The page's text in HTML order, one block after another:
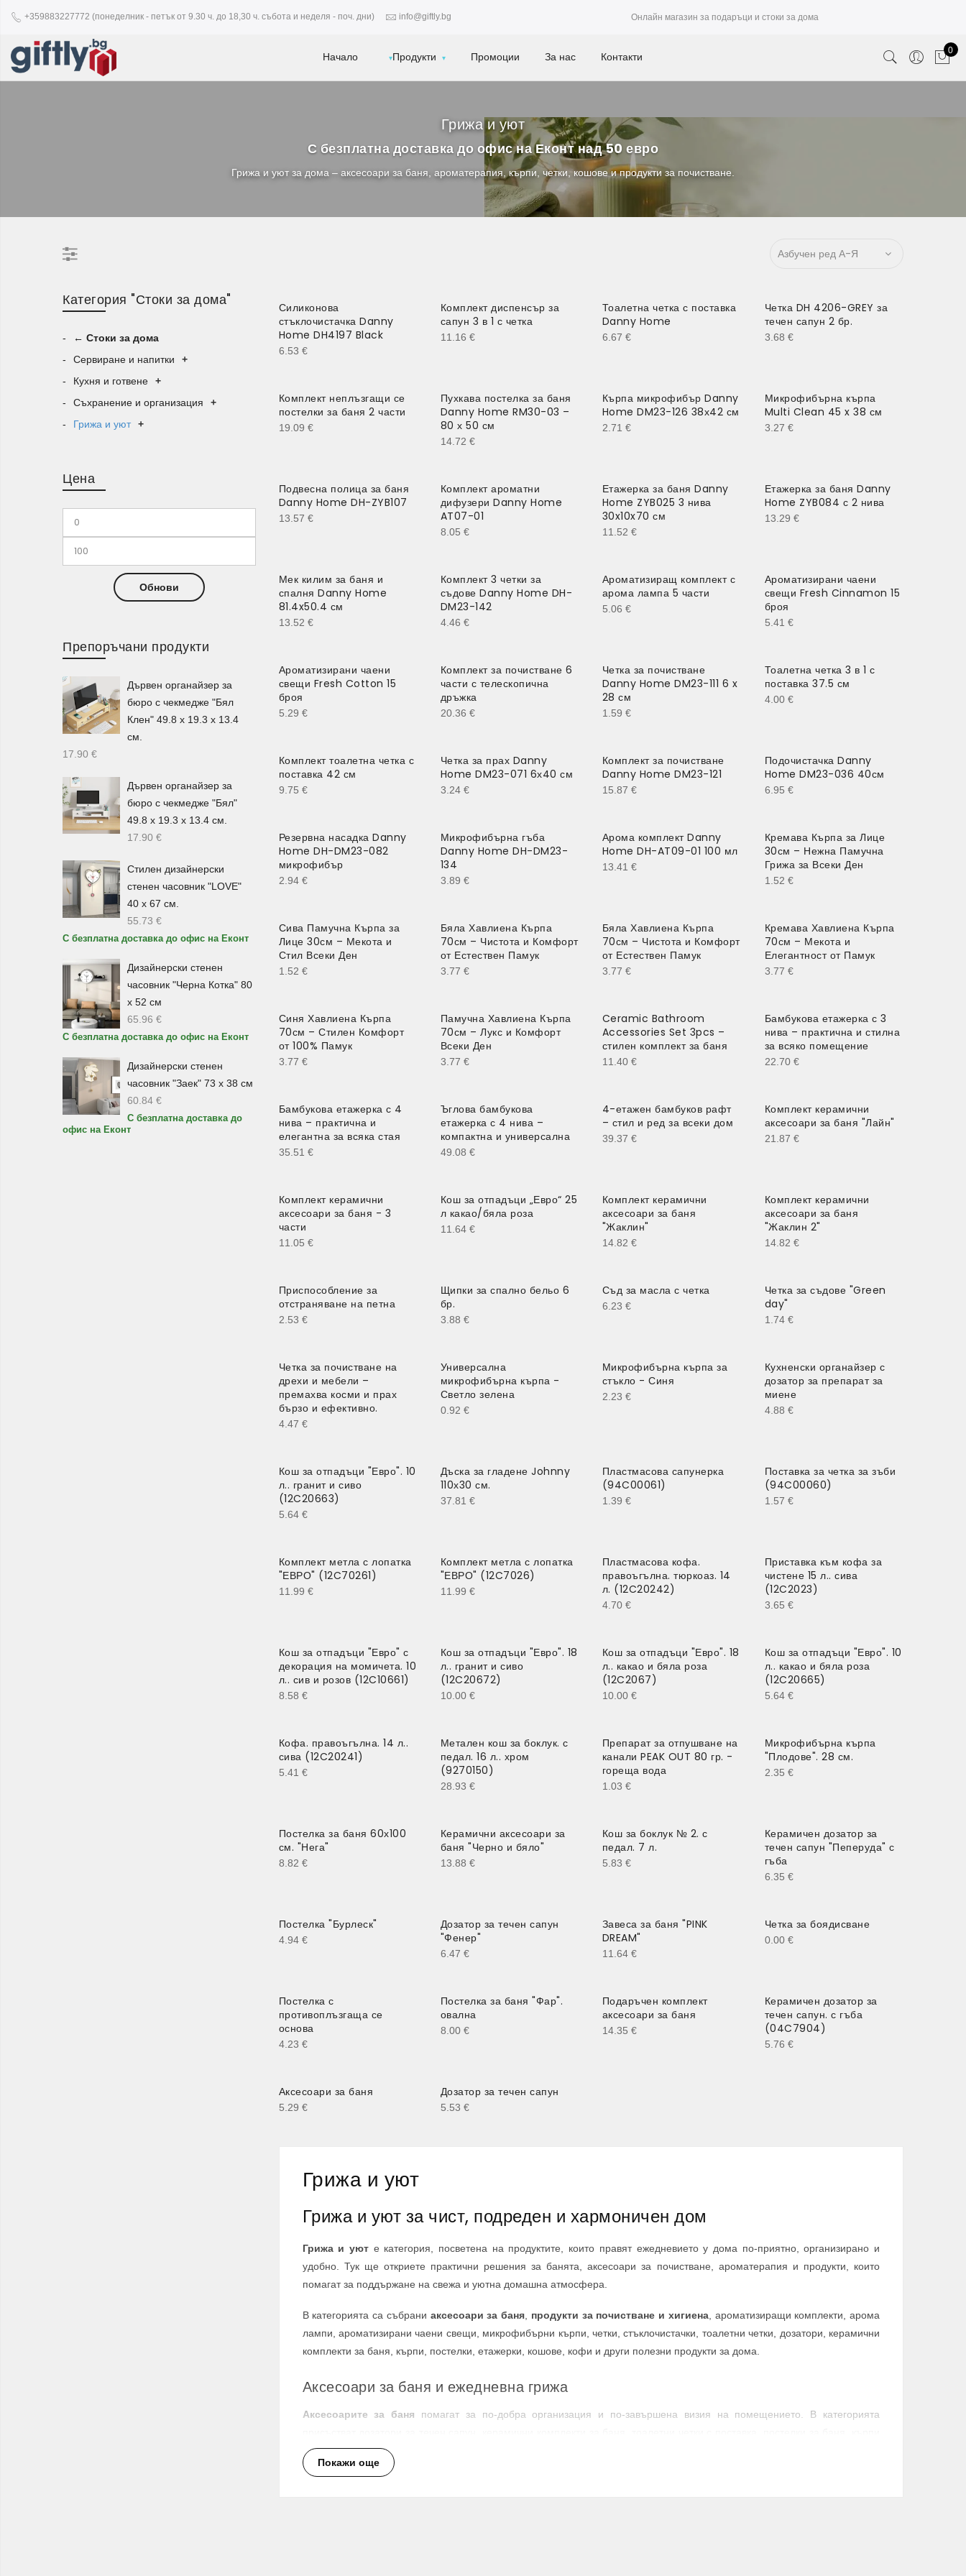
+359883227772 (понеделник - петък от 9.30 ч. до 18,30 ч. събота и неделя - поч. дни) info@giftly.bg Онлайн магазин за подаръци и стоки за дома
Начало Продукти Промоции За нас Контакти 0
Грижа и уют
С безплатна доставка до офис на Еконт над 50 евро
Грижа и уют за дома – аксесоари за баня, ароматерапия, кърпи, четки, кошове и продукти за почистване.
Силиконова
стъклочистачка Danny
Home DH4197 Black
6.53 €
Комплект диспенсър за
сапун 3 в 1 с четка
11.16 €
Тоалетна четка с поставка
Danny Home
6.67 €
Четка DH 4206-GREY за
течен сапун 2 бр.
3.68 €
Комплект неплъзгащи се
постелки за баня 2 части
19.09 €
Пухкава постелка за баня
Danny Home RM30-03 –
80 х 50 см
14.72 €
Кърпа микрофибър Danny
Home DM23-126 38х42 см
2.71 €
Микрофибърна кърпа
Multi Clean 45 x 38 см
3.27 €
Подвесна полица за баня
Danny Home DH-ZYB107
13.57 €
Комплект ароматни
дифузери Danny Home
AT07-01
8.05 €
Етажерка за баня Danny
Home ZYB025 3 нива
30x10x70 см
11.52 €
Етажерка за баня Danny
Home ZYB084 с 2 нива
13.29 €
Мек килим за баня и
спалня Danny Home
81.4x50.4 см
13.52 €
Комплект 3 четки за
съдове Danny Home DH-
DM23-142
4.46 €
Ароматизиращ комплект с
арома лампа 5 части
5.06 €
Ароматизирани чаени
свещи Fresh Cinnamon 15
броя
5.41 €
Ароматизирани чаени
свещи Fresh Cotton 15
броя
5.29 €
Комплект за почистване 6
части с телескопична
дръжка
20.36 €
Четка за почистване
Danny Home DM23-111 6 x
28 см
1.59 €
Тоалетна четка 3 в 1 с
поставка 37.5 см
4.00 €
Комплект тоалетна четка с
поставка 42 см
9.75 €
Четка за прах Danny
Home DM23-071 6х40 см
3.24 €
Комплект за почистване
Danny Home DM23-121
15.87 €
Подочистачка Danny
Home DM23-036 40см
6.95 €
Резервна насадка Danny
Home DH-DM23-082
микрофибър
2.94 €
Микрофибърна гъба
Danny Home DH-DM23-
134
3.89 €
Арома комплект Danny
Home DH-AT09-01 100 мл
13.41 €
Кремава Кърпа за Лице
30см – Нежна Памучна
Грижа за Всеки Ден
1.52 €
Сива Памучна Кърпа за
Лице 30см – Мекота и
Стил Всеки Ден
1.52 €
Бяла Хавлиена Кърпа
70см – Чистота и Комфорт
от Естествен Памук
3.77 €
Бяла Хавлиена Кърпа
70см – Чистота и Комфорт
от Естествен Памук
3.77 €
Кремава Хавлиена Кърпа
70см – Мекота и
Елегантност от Памук
3.77 €
Синя Хавлиена Кърпа
70см – Стилен Комфорт
от 100% Памук
3.77 €
Памучна Хавлиена Кърпа
70см – Лукс и Комфорт
Всеки Ден
3.77 €
Ceramic Bathroom
Accessories Set 3pcs –
стилен комплект за баня
11.40 €
Бамбукова етажерка с 3
нива – практична и стилна
за всяко помещение
22.70 €
Бамбукова етажерка с 4
нива – практична и
елегантна за всяка стая
35.51 €
Ъглова бамбукова
етажерка с 4 нива –
компактна и универсална
49.08 €
4-етажен бамбуков рафт
– стил и ред за всеки дом
39.37 €
Комплект керамични
аксесоари за баня "Лайн"
21.87 €
Комплект керамични
аксесоари за баня - 3
части
11.05 €
Кош за отпадъци „Евро“ 25
л какао/бяла роза
11.64 €
Комплект керамични
аксесоари за баня
"Жаклин"
14.82 €
Комплект керамични
аксесоари за баня
"Жаклин 2"
14.82 €
Приспособление за
отстраняване на петна
2.53 €
Щипки за спално бельо 6
бр.
3.88 €
Съд за масла с четка
6.23 €
Четка за съдове "Green
day"
1.74 €
Четка за почистване на
дрехи и мебели –
премахва косми и прах
бързо и ефективно.
4.47 €
Универсална
микрофибърна кърпа -
Светло зелена
0.92 €
Микрофибърна кърпа за
стъкло - Синя
2.23 €
Кухненски органайзер с
дозатор за препарат за
миене
4.88 €
Кош за отпадъци "Евро". 10
л.. гранит и сиво
(12C20663)
5.64 €
Дъска за гладене Johnny
110х30 см.
37.81 €
Пластмасова сапунерка
(94C00061)
1.39 €
Поставка за четка за зъби
(94C00060)
1.57 €
Комплект метла с лопатка
"ЕВРО" (12C70261)
11.99 €
Комплект метла с лопатка
"ЕВРО" (12C7026)
11.99 €
Пластмасова кофа.
правоъгълна. тюркоаз. 14
л. (12C20242)
4.70 €
Приставка към кофа за
чистене 15 л.. сива
(12C2023)
3.65 €
Кош за отпадъци "Евро" с
декорация на момичета. 10
л.. сив и розов (12C10661)
8.58 €
Кош за отпадъци "Евро". 18
л.. гранит и сиво
(12C20672)
10.00 €
Кош за отпадъци "Евро". 18
л.. какао и бяла роза
(12C2067)
10.00 €
Кош за отпадъци "Евро". 10
л.. какао и бяла роза
(12C20665)
5.64 €
Кофа. правоъгълна. 14 л..
сива (12C20241)
5.41 €
Метален кош за боклук. с
педал. 16 л.. хром
(9270150)
28.93 €
Препарат за отпушване на
канали PEAK OUT 80 гр. -
гореща вода
1.03 €
Микрофибърна кърпа
"Плодове". 28 см.
2.35 €
Постелка за баня 60х100
см. "Нега"
8.82 €
Керамични аксесоари за
баня "Черно и бяло"
13.88 €
Кош за боклук № 2. с
педал. 7 л.
5.83 €
Керамичен дозатор за
течен сапун "Пеперуда" с
гъба
6.35 €
Постелка "Бурлеск"
4.94 €
Дозатор за течен сапун
"Фенер"
6.47 €
Завеса за баня "PINK
DREAM"
11.64 €
Четка за боядисване
0.00 €
Постелка с
противоплъзгаща се
основа
4.23 €
Постелка за баня "Фар".
овална
8.00 €
Подаръчен комплект
аксесоари за баня
14.35 €
Керамичен дозатор за
течен сапун. с гъба
(04C7904)
5.76 €
Аксесоари за баня
5.29 €
Дозатор за течен сапун
5.53 €
Грижа и уют
Грижа и уют за чист, подреден и хармоничен дом
Грижа и уюте категория, посветена на продуктите, които правят ежедневието у дома по-приятно, организирано и
удобно. Тук ще откриете практични решения за банята, аксесоари за почистване, ароматерапия и продукти, които
помагат за поддържане на свежа и уютна домашна атмосфера.
В категорията са събрани аксесоари за баня продукти за почистване и хигиена, ароматизиращи комплекти, арома
лампи, ароматизирани чаени свещи, микрофибърни кърпи, четки, стъклочистачки, тоалетни четки, дозатори, керамични
комплекти за баня, кърпи, постелки, етажерки, кошове, кофи и други полезни продукти за дома.
Аксесоари за баня и ежедневна грижа
Аксесоарите за баня помагат за по-добра организация и по-завършена визия на помещението. В категорията
за лице, хавлиени кърпи и подвесни полици.
Покажи още
Категория "Стоки за дома"
← Стоки за дома
Сервиране и напитки
+
Кухня и готвене
+
Съхранение и организация
+
Грижа и уют
+
Цена
Обнови
Препоръчани продукти
Дървен органайзер за
бюро с чекмедже "Бял
Клен" 49.8 х 19.3 х 13.4
см.
17.90 €
Дървен органайзер за
бюро с чекмедже "Бял"
49.8 х 19.3 х 13.4 см.
17.90 €
Стилен дизайнерски
стенен часовник "LOVE"
40 х 67 см.
55.73 €
С безплатна доставка до офис на Еконт
Дизайнерски стенен
часовник "Черна Котка" 80
х 52 см
65.96 €
С безплатна доставка до офис на Еконт
Дизайнерски стенен
часовник "Заек" 73 х 38 см
60.84 €
С безплатна доставка до
офис на Еконт